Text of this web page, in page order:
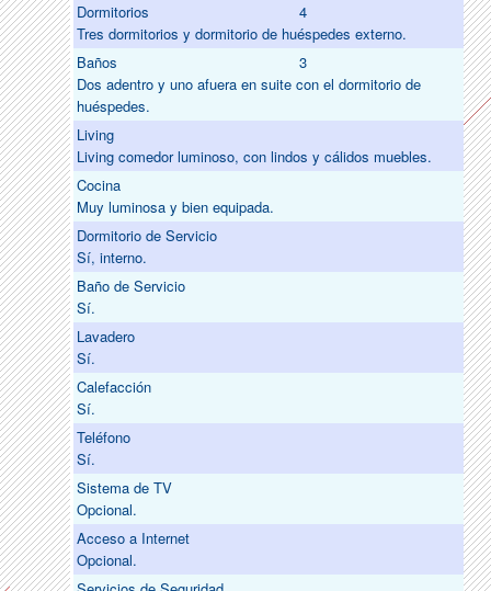
Dormitorios
4
Tres dormitorios y dormitorio de huéspedes externo.
Baños
3
Dos adentro y uno afuera en suite con el dormitorio de
huéspedes.
Living
Living comedor luminoso, con lindos y cálidos muebles.
Cocina
Muy luminosa y bien equipada.
Dormitorio de Servicio
Sí, interno.
Baño de Servicio
Sí.
Lavadero
Sí.
Calefacción
Sí.
Teléfono
Sí.
Sistema de TV
Opcional.
Acceso a Internet
Opcional.